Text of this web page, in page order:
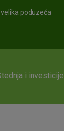
poduzeća
i investicije